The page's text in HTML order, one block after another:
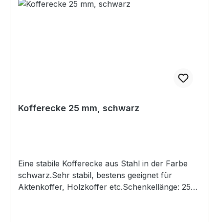
Kofferecke 25 mm, schwarz
Eine stabile Kofferecke aus Stahl in der Farbe
schwarz.Sehr stabil, bestens geeignet für
Aktenkoffer, Holzkoffer etc.Schenkellänge: 25